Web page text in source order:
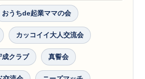
おうちde起業ママの会
カッコイイ大人交流会
成クラブ 真誓会